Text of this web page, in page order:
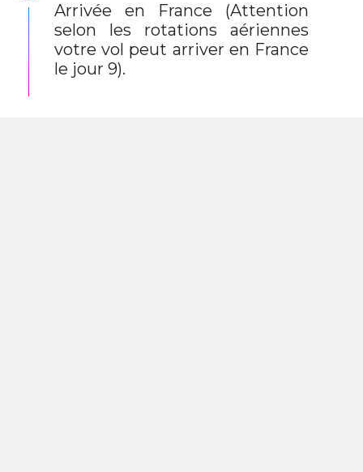
Arrivée en France (Attention
selon les rotations aériennes
votre vol peut arriver en France
le jour 9).